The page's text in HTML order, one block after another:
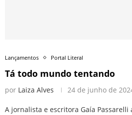
Lançamentos Portal Literal
Tá todo mundo tentando
por Laiza Alves 24 de junho de
A jornalista e escritora Gaía Passarelli